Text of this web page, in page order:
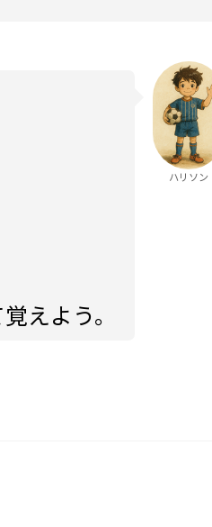
えよう。
ハリソン